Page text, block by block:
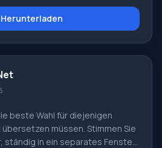
8.5.6 kostenlos
zeichnet sich
erforderlich, um zu verstehen,
Herunterladen
beste Wahl für diejenigen
müssen. Stimmen Sie
ständig in ein separates Fenster